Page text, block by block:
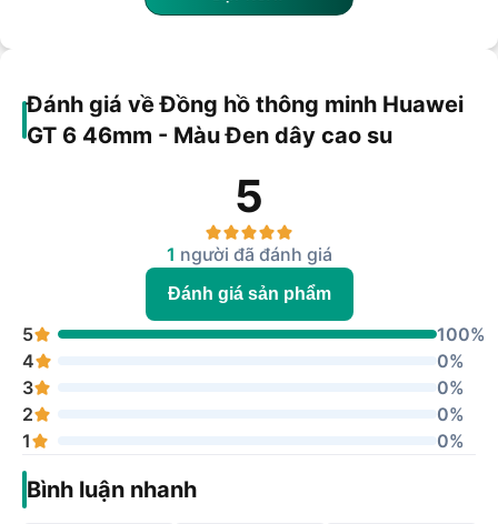
Đánh giá về Đồng hồ thông minh Huawei
GT 6 46mm - Màu Đen dây cao su
5
1 người đã đánh giá
Đánh giá sản phẩm
5
100%
4
0%
3
0%
2
0%
1
0%
Bình luận nhanh